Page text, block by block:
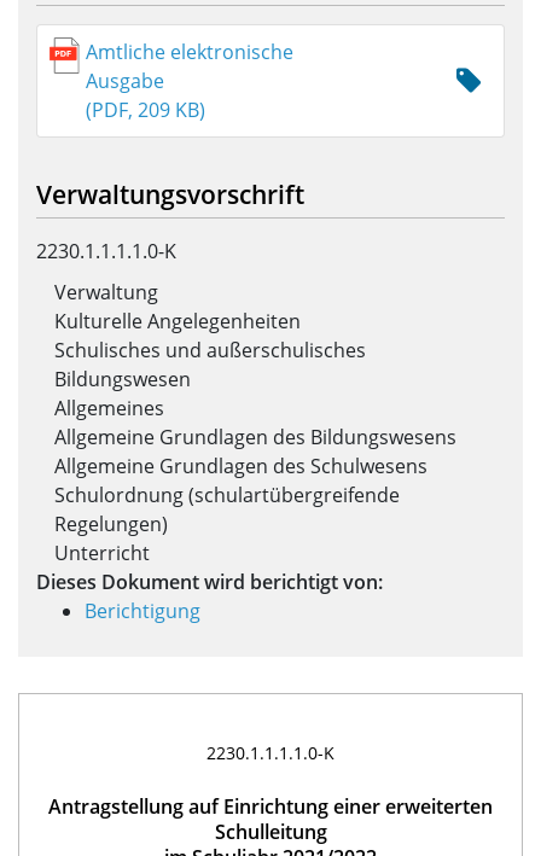
Amtliche elektronische
Ausgabe
(PDF, 209 KB)
Verwaltungsvorschrift
2230.1.1.1.1.0-K
Verwaltung
Kulturelle Angelegenheiten
Schulisches und außerschulisches
Bildungswesen
Allgemeines
Allgemeine Grundlagen des Bildungswesens
Allgemeine Grundlagen des Schulwesens
Schulordnung (schulartübergreifende
Regelungen)
Unterricht
Dieses Dokument wird berichtigt von:
Berichtigung
2230.1.1.1.1.0-K
Antragstellung auf Einrichtung einer erweiterten
Schulleitung